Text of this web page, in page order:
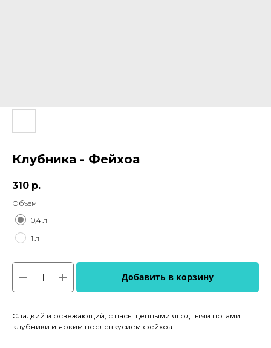
Клубника - Фейхоа
310 р.
Объем
0,4 л
1 л
Добавить в корзину
Сладкий и освежающий, с насыщенными ягодными нотами
клубники и ярким послевкусием фейхоа